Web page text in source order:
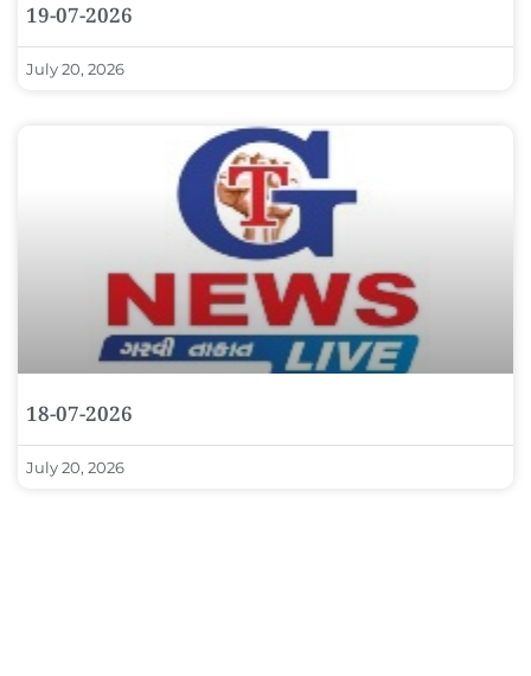
19-07-2026
July 20, 2026
18-07-2026
July 20, 2026